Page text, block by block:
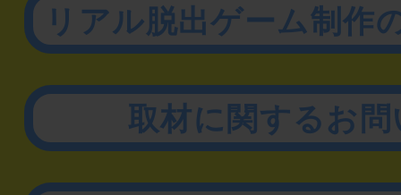
リアル脱出ゲーム制作
取材に関するお